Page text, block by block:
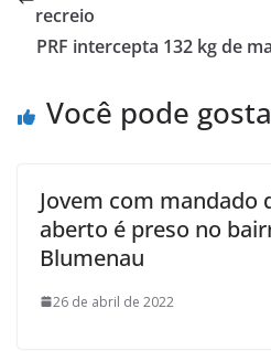
recreio
PRF intercepta 132 kg de
Você pode
Jovem com mandado
aberto é preso no
Blumenau
26 de abril de 2022